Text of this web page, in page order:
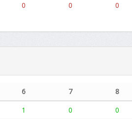
0 0 0
6 7 8
1 0 0